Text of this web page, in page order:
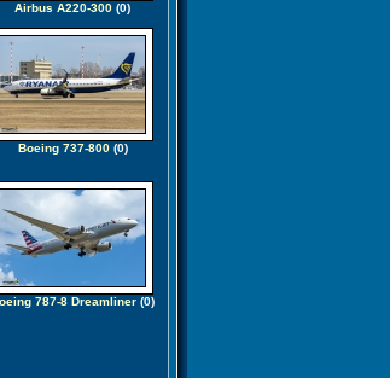
Airbus A220-300 (0)
Boeing 737-800(0)
787-8 Dreamliner (0)